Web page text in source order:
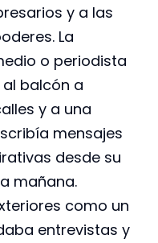
y a las
La
o periodista
balcón a
y a una
mensajes
desde su
mañana.
como un
entrevistas y